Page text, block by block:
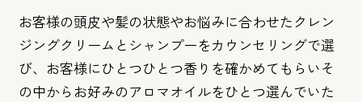
お客様の頭皮や髪の状態やお悩みに合わせたクレン
ジングクリーム とシャンプーをカウンセリングで選
び、
お客様にひとつひとつ香りを確かめてもらいそ
の中からお好みのア ロマオイルをひとつ選んでいた